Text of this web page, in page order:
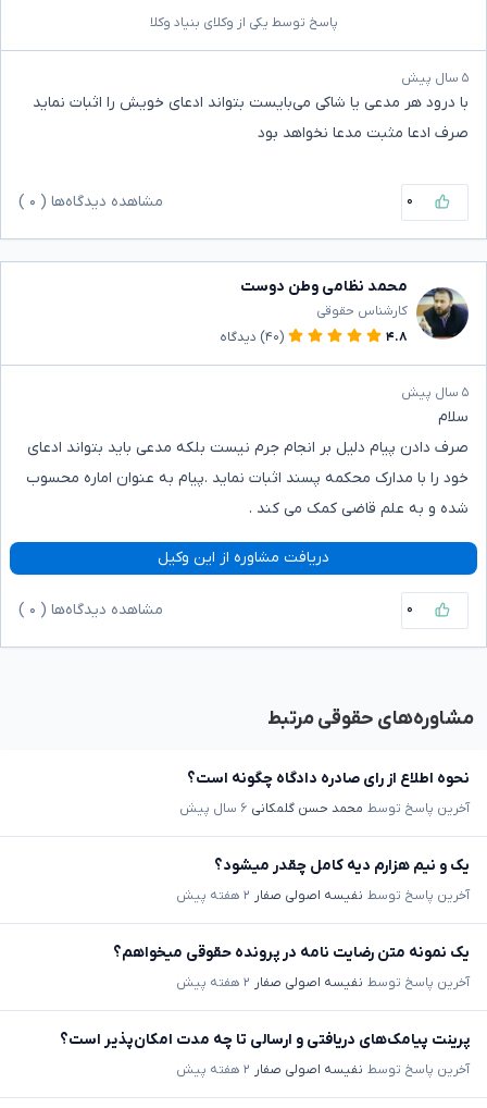
پاسخ توسط یکی از وکلای بنیاد وکلا
۵ سال پیش
با درود هر مدعی یا شاکی می‌بایست بتواند ادعای خویش را اثبات نماید
صرف ادعا مثبت مدعا نخواهد بود
۰ مشاهده دیدگاه‌ها ( ۰
محمد نظامی وطن دوست
کارشناس حقوقی
۴.۸
(۴۰) دیدگاه
۵ سال پیش
سلام
صرف دادن پیام دلیل بر انجام جرم نیست بلکه مدعی باید بتواند ادعای
خود را با مدارک محکمه پسند اثبات نماید .پیام به عنوان اماره محسوب
شده و به علم قاضی کمک می کند .
دریافت مشاوره از این وکیل
۰ مشاهده دیدگاه‌ها ( ۰
مشاوره‌های حقوقی مرتبط
نحوه اطلاع از رای صادره دادگاه چگونه است؟
آخرین پاسخ توسط محمد حسن گلمکانی ۶ سال پیش
یک و نیم هزارم دیه کامل چقدر میشود؟
آخرین پاسخ توسط نفیسه اصولی صفار ۲ هفته پیش
یک نمونه متن رضایت نامه در پرونده حقوقی میخواهم؟
آخرین پاسخ توسط نفیسه اصولی صفار ۲ هفته پیش
پرینت پیامک‌های دریافتی و ارسالی تا چه مدت امکان‌پذیر است؟
آخرین پاسخ توسط نفیسه اصولی صفار ۲ هفته پیش